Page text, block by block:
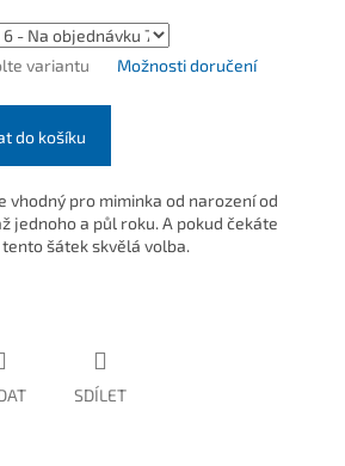
variantu Možnosti doručení
do košíku
vhodný pro miminka od narození od
jednoho a půl roku. A pokud čekáte
šátek skvělá volba.
SDÍLET